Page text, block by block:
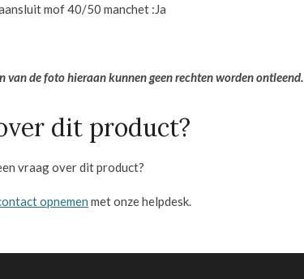
mof 40/50 manchet :Ja
de foto hieraan kunnen geen rechten worden ontleend.
dit product?
vraag over dit product?
opnemen met onze helpdesk.